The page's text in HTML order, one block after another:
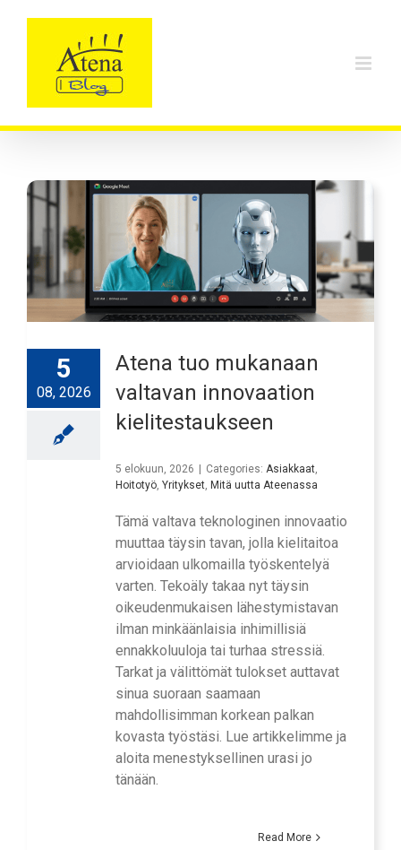
5
08, 2026
Atena tuo mukanaan
valtavan innovaation
kielitestaukseen
5 elokuun, 2026 Categories: Asiakkaat,
Hoitotyö, Yritykset, Mitä uutta Ateenassa
Tämä valtava teknologinen innovaatio
muuttaa täysin tavan, jolla kielitaitoa
arvioidaan ulkomailla työskentelyä
varten. Tekoäly takaa nyt täysin
oikeudenmukaisen lähestymistavan
ilman minkäänlaisia inhimillisiä
ennakkoluuloja tai turhaa stressiä.
Tarkat ja välittömät tulokset auttavat
sinua suoraan saamaan
mahdollisimman korkean palkan
kovasta työstäsi. Lue artikkelimme ja
aloita menestyksellinen urasi jo
tänään.
Read More